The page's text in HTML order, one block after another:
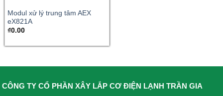
Modul xử lý trung tâm AEX
eX821A
₫0.00
CÔNG TY CỔ PHẦN XÂY LẮP CƠ ĐIỆN LẠNH TRẦN GIA